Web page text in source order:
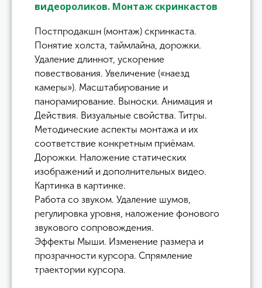
видеороликов. Монтаж скринкастов
Постпродакшн (монтаж) скринкаста.
Понятие холста, таймлайна, дорожки.
Удаление длиннот, ускорение
повествования. Увеличение («наезд
камеры»). Масштабирование и
панорамирование. Выноски. Анимация и
Действия. Визуальные свойства. Титры.
Методические аспекты монтажа и их
соответствие конкретным приёмам.
Дорожки. Наложение статических
изображений и дополнительных видео.
Картинка в картинке.
Работа со звуком. Удаление шумов,
регулировка уровня, наложение фонового
звукового сопровождения.
Эффекты Мыши. Изменение размера и
прозрачности курсора. Спрямление
траектории курсора.